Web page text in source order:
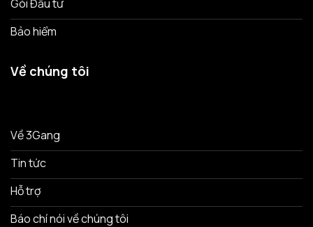
Gói Đầu tư
Bảo hiểm
Về chúng tôi
Về 3Gang
Tin tức
Hỗ trợ
Báo chí nói về chúng tôi